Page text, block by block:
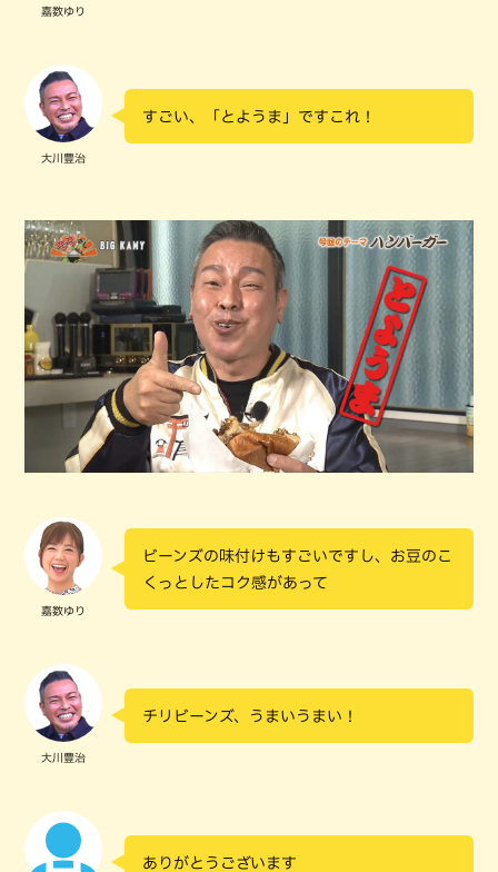
嘉数ゆり
大川豊治
すごい、「とようま」ですこれ！
嘉数ゆり
ビーンズの味付けもすごいですし、お豆のこ
くっとしたコク感があって
大川豊治
チリビーンズ、うまいうまい！
ありがとうございます